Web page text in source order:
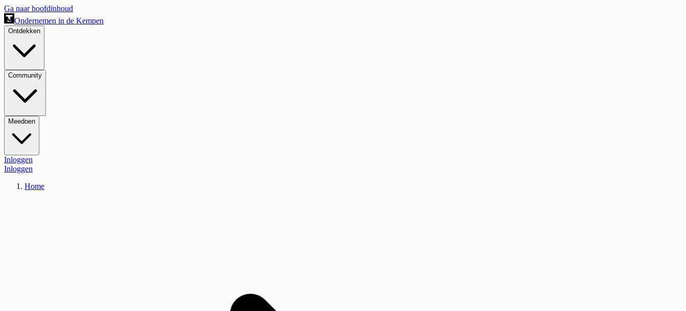
Ga naar hoofdinhoud
Ondernemen in de Kempen
Ontdekken
Community
Meedoen
Inloggen
Inloggen
Home